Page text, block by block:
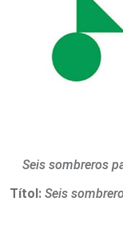
Seis sombreros
Títol: Seis